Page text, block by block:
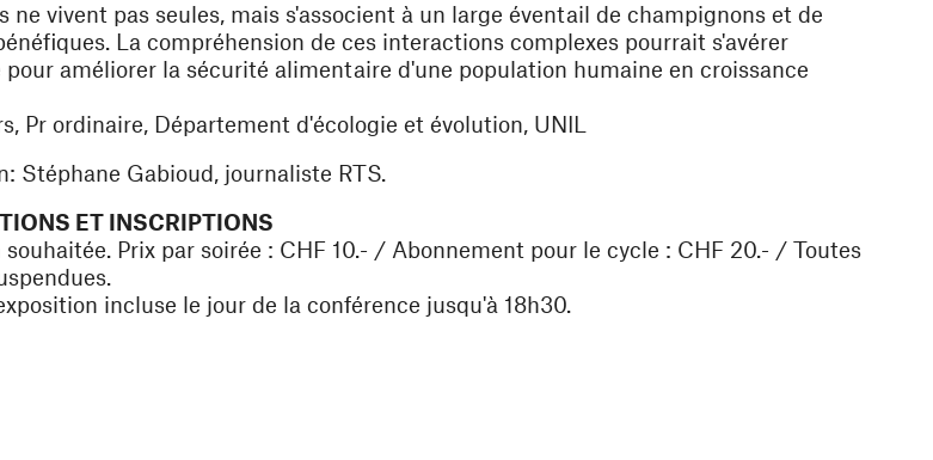
ne vivent pas seules, mais s'associent à un large éventail de champignons et de
La compréhension de ces interactions complexes pourrait s'avérer
pour améliorer la sécurité alimentaire d'une population humaine en croissance
Pr ordinaire, Département d'écologie et évolution, UNIL
Stéphane Gabioud, journaliste RTS.
ET INSCRIPTIONS
Prix par soirée : CHF 10.- / Abonnement pour le cycle : CHF 20.- / Toutes
incluse le jour de la conférence jusqu'à 18h30.